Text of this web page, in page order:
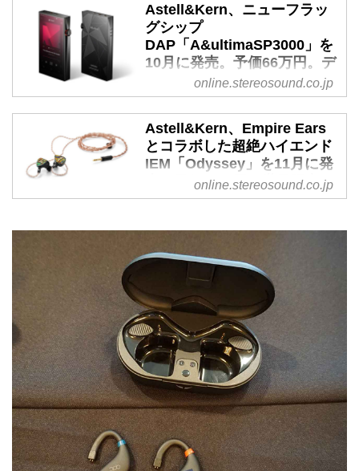
Astell&Kern、ニューフラッ
グシップ
DAP「A&ultimaSP3000」を
10月に発売。予価66万円。デ
ジ・アナ処理回路の完全分
離、ボディに904Lステンレス
採用など、贅を尽くした仕様
に - Stereo Sound ONLINE
アユートから、ハイレゾオーディ
オブランドAstell&Kernのポータ
ブルオーディオプレーヤーの、次
「A&ultimaSP3000」が発表され
た。発売は10月の予定で、予価は
￥659,980前後という。詳細は後
A&ultimaSP3000は、時計用に使
用される904Lステンレススチー
ルをボディに採用した世界初のポ
ータブルオーディオプレーヤー。
同時に、最新のオーディオ回路を
搭載し、ユーザーインターフェイ
スも従来機に対して、一新されて
いるという。
型番か...
online.stereosound.co.jp
Astell&Kern、Empire Ears
とコラボした超絶ハイエンド
IEM「Odyssey」を11月に発
売。予価60万円。世界限定
600台 - Stereo Sound
IEMメーカーEmpire Earsの初コ
ラボレーションとなるハイエンド
イン・イヤー・モニター（IEM）
「Odyssey」（オデッセー）が発
表された。発売は11月の予定で、
価格は￥599,980前後を想定して
いる。世界限定600台の生産とな
る。日本の割り当て台数など詳細
は後日の発表となる。
Odysseyは、Astell&Kernと
EmpireEarsの2社が、新たなスタ
ンダードとして共同開発し、独自
online.stereosound.co.jp